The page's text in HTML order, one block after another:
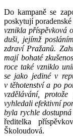
Do kampaně se
poskytují
vznikla příspěvková
duši, jejímž
zdraví Pražanů.
mají bohaté
roce také vzniklo
se jako jediné v
v těhotenství a po
vzdělávání,
vyhledali efektivní
byla rychle
ředitelka
Školoudová.